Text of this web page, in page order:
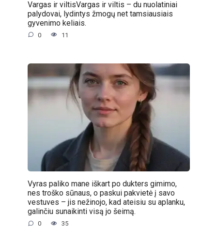
Vargas ir viltisVargas ir viltis – du nuolatiniai
palydovai, lydintys žmogų net tamsiausiais
gyvenimo keliais.
0 11
Vyras paliko mane iškart po dukters gimimo,
nes troško sūnaus, o paskui pakvietė į savo
vestuves – jis nežinojo, kad ateisiu su aplanku,
galinčiu sunaikinti visą jo šeimą.
0 35